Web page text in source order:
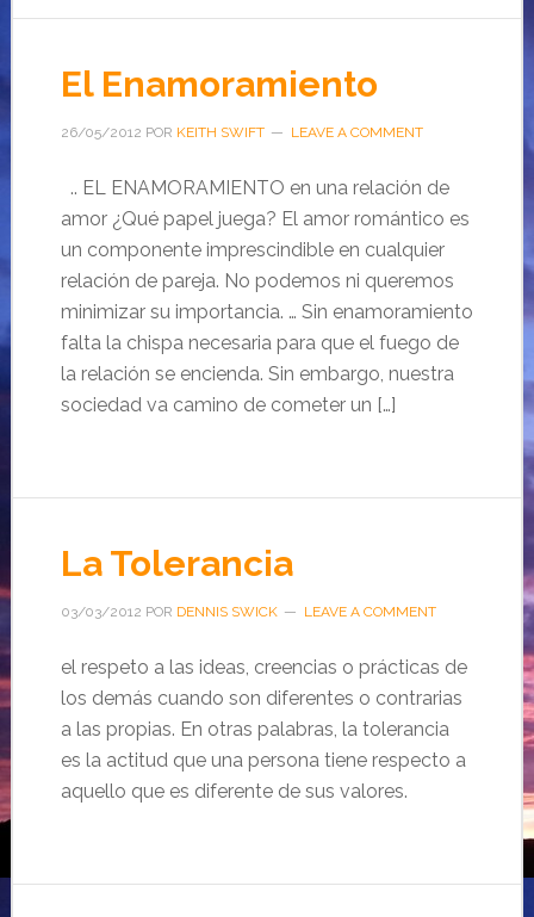
El Enamoramiento
26/05/2012 POR KEITH SWIFT LEAVE A COMMENT
.. EL ENAMORAMIENTO en una relación de
amor ¿Qué papel juega? El amor romántico es
un componente imprescindible en cualquier
relación de pareja. No podemos ni queremos
minimizar su importancia. … Sin enamoramiento
falta la chispa necesaria para que el fuego de
la relación se encienda. Sin embargo, nuestra
sociedad va camino de cometer un […]
La Tolerancia
03/03/2012 POR DENNIS SWICK LEAVE A COMMENT
el respeto a las ideas, creencias o prácticas de
los demás cuando son diferentes o contrarias
a las propias. En otras palabras, la tolerancia
es la actitud que una persona tiene respecto a
aquello que es diferente de sus valores.